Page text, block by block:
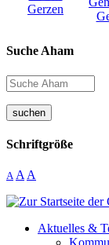
Suche Aham
suchen
Schriftgröße
A A A
Aktuelles &